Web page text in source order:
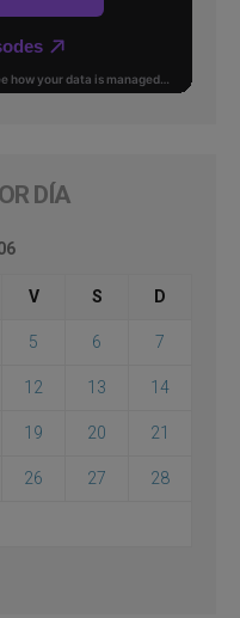
DÍA
V S D
5 6 7
12 13 14
19 20 21
26 27 28